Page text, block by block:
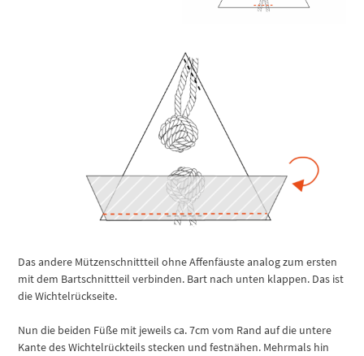
Das andere Mützenschnittteil ohne Affenfäuste analog zum ersten
mit dem Bartschnittteil verbinden. Bart nach unten klappen. Das ist
die Wichtelrückseite.
Nun die beiden Füße mit jeweils ca. 7cm vom Rand auf die untere
Kante des Wichtelrückteils stecken und festnähen. Mehrmals hin